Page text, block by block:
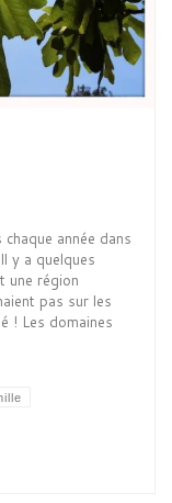
année dans
y a quelques
une région
pas sur les
! Les domaines